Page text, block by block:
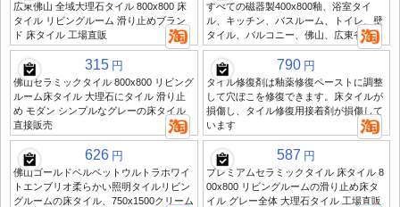
広東佛山 全域大理石タイル 800x800 床
タイル リビングルーム 滑り止めブラン
ド 床タイル 工場直販
すべての磁器製400x800釉、浴室タイ
ル、キッチン、バスルーム、トイレ、壁
タイル、バルコニー、佛山、広東省
315 円
佛山セラミックタイル 800x800 リビング
ルーム床タイル 大理石にタイル 滑り止
め モダン シンプルなグレーの床タイル
直接販売
790 円
タイル修復剤は釉薬修復ペーストに調整
して穴ぼこを修復できます。床タイルが
損傷し、タイル修復用接着剤が損傷して
います
626 円
佛山ゴールドベルベットウルトラホワイ
トエンブリオ柔らかい照明タイルリビン
グルームの床タイル、750x1500クリーム
587 円
プレミアムセラミックタイル 床タイル 8
00x800 リビングルームの滑り止め床タ
イル グレー全体 大理石タイル 工場直販